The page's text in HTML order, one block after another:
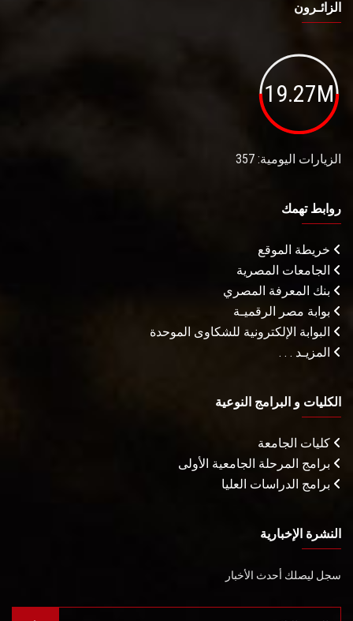
الزائـرون
19.27M
الزيارات اليومية: 357
روابط تهمك
خريطة الموقع
الجامعات المصرية
بنك المعرفة المصري
بوابة مصر الرقميـة
البوابة الإلكترونية للشكاوى الموحدة
المزيـد . . .
الكليات و البرامج النوعية
كليات الجامعة
برامج المرحلة الجامعية الأولى
برامج الدراسات العليا
النشرة الإخبارية
سجل ليصلك أحدث الأخبار